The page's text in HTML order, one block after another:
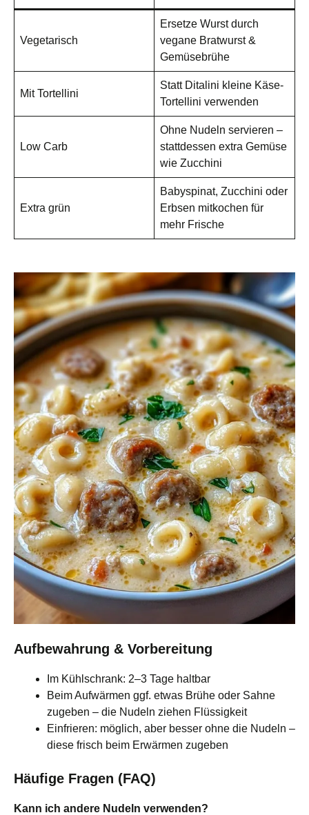
Vegetarisch
Ersetze Wurst durch
vegane Bratwurst &
Gemüsebrühe
Mit Tortellini
Statt Ditalini kleine Käse-
Tortellini verwenden
Low Carb
Ohne Nudeln servieren –
stattdessen extra Gemüse
wie Zucchini
Extra grün
Babyspinat, Zucchini oder
Erbsen mitkochen für
mehr Frische
Aufbewahrung & Vorbereitung
Im Kühlschrank: 2–3 Tage haltbar
Beim Aufwärmen ggf. etwas Brühe oder Sahne
zugeben – die Nudeln ziehen Flüssigkeit
Einfrieren: möglich, aber besser ohne die Nudeln –
diese frisch beim Erwärmen zugeben
Häufige Fragen (FAQ)
Kann ich andere Nudeln verwenden?